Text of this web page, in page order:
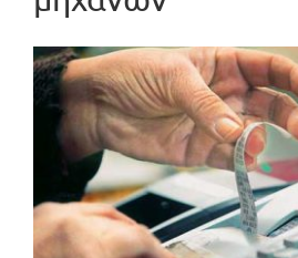
Προβολή
μεγαλύτερης
εικόνας